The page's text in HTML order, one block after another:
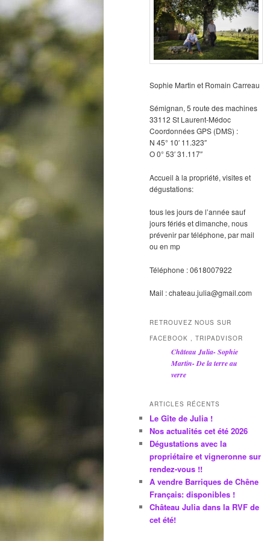
Sophie Martin et Romain Carreau
Sémignan, 5 route des machines
33112 St Laurent-Médoc
Coordonnées GPS (DMS) :
N 45° 10′ 11.323″
O 0° 53′ 31.117″
Accueil à la propriété, visites et
dégustations:
tous les jours de l’année sauf
jours fériés et dimanche, nous
prévenir par téléphone, par mail
ou en mp
Téléphone : 0618007922
Mail : chateau.julia@gmail.com
RETROUVEZ NOUS SUR
FACEBOOK , TRIPADVISOR
Château Julia- Sophie
Martin- De la terre au
verre
ARTICLES RÉCENTS
Le Gîte de Julia !
Nos actualités cet été 2026
Dégustations avec la
propriétaire et vigneronne sur
rendez-vous !!
A vendre Barriques de Chêne
Français: disponibles !
Château Julia dans la RVF de
cet été!